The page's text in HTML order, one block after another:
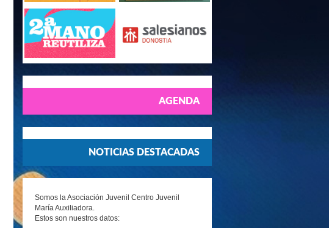
AGENDA
NOTICIAS DESTACADAS
Somos la Asociación Juvenil Centro Juvenil
María Auxiliadora.
Estos son nuestros datos: